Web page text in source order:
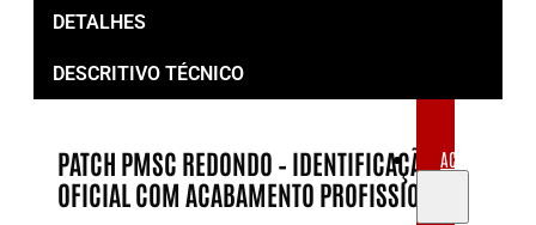
ACESSÓRIOS
DETALHES
DESCRITIVO TÉCNICO
PATCH PMSC REDONDO – IDENTIFICAÇÃO
OFICIAL COM ACABAMENTO PROFISSIONAL